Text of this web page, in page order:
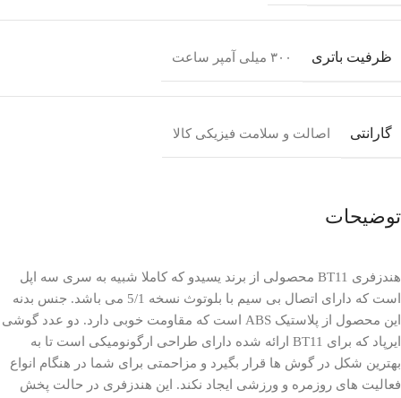
توضیحات
هندزفری BT11 محصولی از برند یسیدو که کاملا شبیه به سری سه اپل
است که دارای اتصال بی سیم با بلوتوث نسخه 5/1 می باشد. جنس بدنه
این محصول از پلاستیک ABS است که مقاومت خوبی دارد. دو عدد گوشی
ایرپاد که برای BT11 ارائه شده دارای طراحی ارگونومیکی است تا به
بهترین شکل در گوش ها قرار بگیرد و مزاحمتی برای شما در هنگام انواع
فعالیت های روزمره و ورزشی ایجاد نکند. این هندزفری در حالت پخش
ظرفیت باتری ۳۰۰ میلی آمپر ساعت
گارانتی اصالت و سلامت فیزیکی کالا